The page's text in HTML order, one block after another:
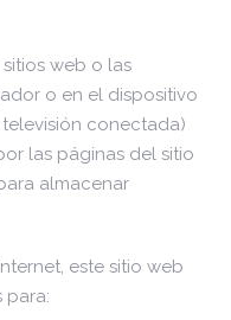
web o las
o en el dispositivo
conectada)
las páginas del sitio
almacenar
este sitio web
para: